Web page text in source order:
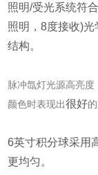
照明/受光系统符
照明，8度接收)
结构。
脉冲氙灯光源高亮
颜色时表现出很好
6英寸积分球采用
更均匀。